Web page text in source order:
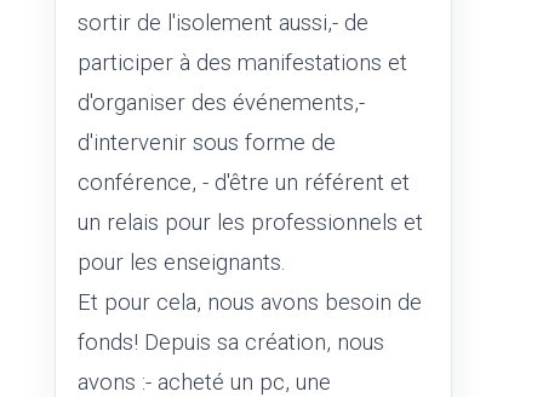
sortir de l'isolement aussi,- de
participer à des manifestations et
d'organiser des événements,-
d'intervenir sous forme de
conférence, - d'être un référent et
un relais pour les professionnels et
pour les enseignants.
Et pour cela, nous avons besoin de
fonds! Depuis sa création, nous
avons :- acheté un pc, une